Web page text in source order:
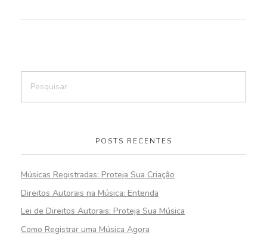
POSTS RECENTES
Músicas Registradas: Proteja Sua Criação
Direitos Autorais na Música: Entenda
Lei de Direitos Autorais: Proteja Sua Música
Como Registrar uma Música Agora